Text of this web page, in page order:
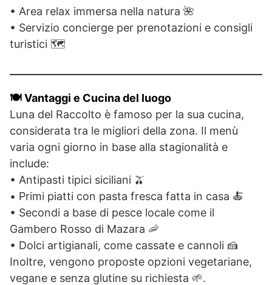
• Area relax immersa nella natura 🌺
• Servizio concierge per prenotazioni e consigli
turistici 🗺️
🍽️ Vantaggi e Cucina del luogo
Luna del Raccolto è famoso per la sua cucina,
considerata tra le migliori della zona. Il menù
varia ogni giorno in base alla stagionalità e
include:
• Antipasti tipici siciliani 🫒
• Primi piatti con pasta fresca fatta in casa 🍝
• Secondi a base di pesce locale come il
Gambero Rosso di Mazara 🦐
• Dolci artigianali, come cassate e cannoli 🍰
Inoltre, vengono proposte opzioni vegetariane,
vegane e senza glutine su richiesta 🌱.